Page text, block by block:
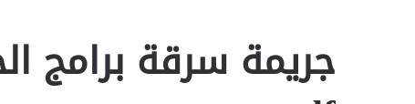
جريمة سرقة برامج